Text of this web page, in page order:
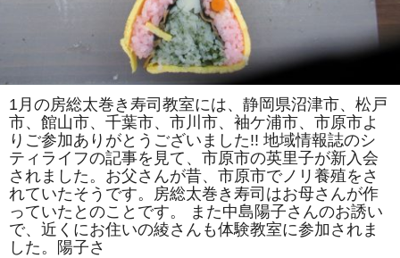
1月の房総太巻き寿司教室には、静岡県沼津市、松戸
市、館山市、千葉市、市川市、袖ケ浦市、市原市よ
りご参加ありがとうございました!! 地域情報誌のシ
ティライフの記事を見て、市原市の英里子が新入会
されました。お父さんが昔、市原市でノリ養殖をさ
れていたそうです。房総太巻き寿司はお母さんが作
っていたとのことです。 また中島陽子さんのお誘い
で、近くにお住いの綾さんも体験教室に参加されま
した。陽子さ